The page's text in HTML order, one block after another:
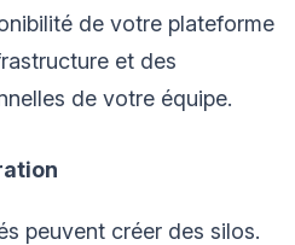
de votre plateforme
et des
de votre équipe.
peuvent créer des silos.